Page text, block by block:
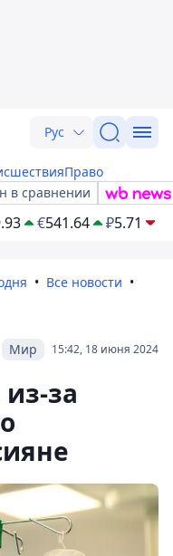
Рус
Право
в сравнении
€541.64 ₽5.71
Все новости
15:42, 18 июня 2024
Мир
за